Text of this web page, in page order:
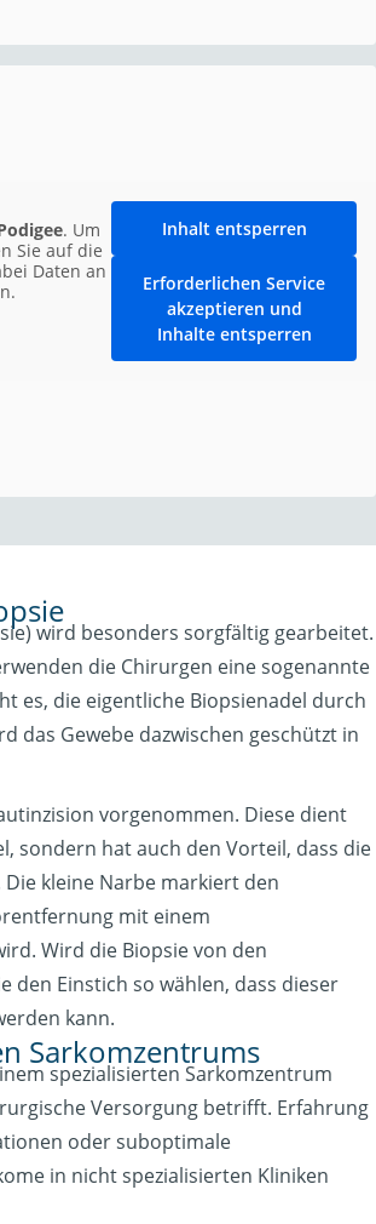
. Um
Sie auf die
Daten an
Inhalt entsperren
Erforderlichen Service
akzeptieren und
Inhalte entsperren
wird besonders sorgfältig gearbeitet.
die Chirurgen eine sogenannte
es, die eigentliche Biopsienadel durch
das Gewebe dazwischen geschützt in
vorgenommen. Diese dient
sondern hat auch den Vorteil, dass die
kleine Narbe markiert den
mit einem
Wird die Biopsie von den
Einstich so wählen, dass dieser
kann.
Sarkomzentrums
spezialisierten Sarkomzentrum
Versorgung betrifft. Erfahrung
oder suboptimale
in nicht spezialisierten Kliniken